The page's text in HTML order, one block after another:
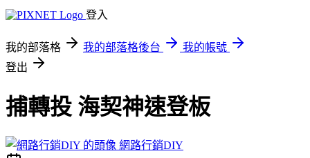
登入
我的部落格 我的部落格後台
我的帳號
登出
捕轉投 海契神速登板
網路行銷DIY